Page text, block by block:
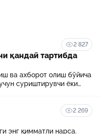
2 827
қандай тартибда
ва ахборот олиш бўйича
суриштирувчи ёки
2 269
энг қимматли нарса.